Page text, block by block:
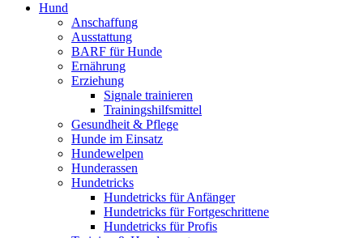
Hund
Anschaffung
Ausstattung
BARF für Hunde
Ernährung
Erziehung
Signale trainieren
Trainingshilfsmittel
Gesundheit & Pflege
Hunde im Einsatz
Hundewelpen
Hunderassen
Hundetricks
Hundetricks für Anfänger
Hundetricks für Fortgeschrittene
Hundetricks für Profis